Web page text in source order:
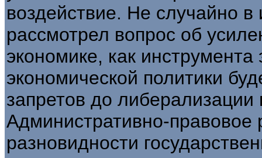
воздействие. Не случайно
рассмотрел вопрос об
экономике, как
экономической политики
запретов до либерализации
Административно-правовое
разновидности